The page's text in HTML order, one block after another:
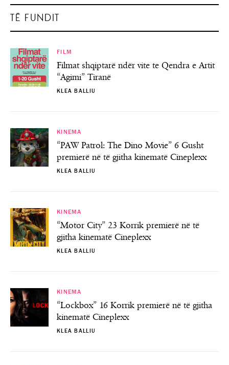
TË FUNDIT
FILM
Filmat shqiptarë ndër vite te Qendra e Artit
“Agimi” Tiranë
KLEA BALLIU
KINEMA
“PAW Patrol: The Dino Movie” 6 Gusht
premierë në të gjitha kinematë Cineplexx
KLEA BALLIU
KINEMA
“Motor City” 23 Korrik premierë në të
gjitha kinematë Cineplexx
KLEA BALLIU
KINEMA
“Lockbox” 16 Korrik premierë në të gjitha
kinematë Cineplexx
KLEA BALLIU